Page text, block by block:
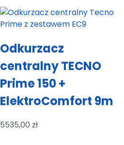
Odkurzacz
centralny TECNO
Prime 150 +
ElektroComfort 9m
5535,00 zł